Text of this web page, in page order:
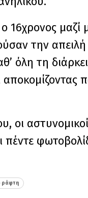
μαζί
την
όλη τη
οι
ράφτη